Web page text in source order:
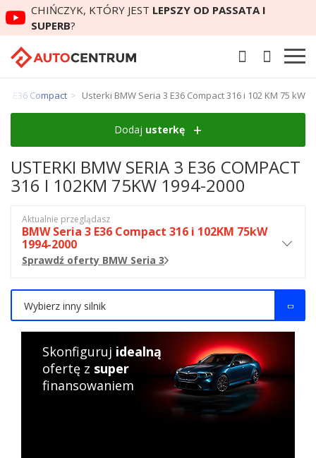
CHIŃCZYK, KTÓRY JEST LEPSZY OD PASSATA I
SUPERB?
3 E36 Compact Usterki BMW Seria 3 E36 Compact 316 i 102 KM 75 kW
Dodaj usterkę
USTERKI BMW SERIA 3 E36 COMPACT
316 I 102KM 75KW 1994-2000
Aktualnie przeglądasz
BMW Seria 3 E36 Compact 316 i 102KM 75kW
1994-2000
Sprawdź oferty BMW Seria 3
Wybierz inny silnik
Skonfiguruj idealną
ofertę z super
finansowaniem